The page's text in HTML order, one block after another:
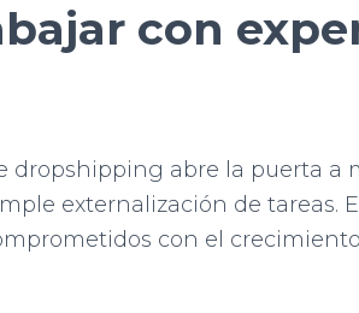
con
dropshipping abre la puerta a
externalización de tareas.
con el